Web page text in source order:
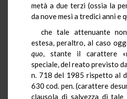
metà a due terzi (ossia la
da nove mesi a tredici anni e
che tale attenuante
estesa, peraltro, al caso
quo, stante il carattere
speciale, del reato previsto
n. 718 del 1985 rispetto al
630 cod. pen. (carattere
clausola di salvezza di